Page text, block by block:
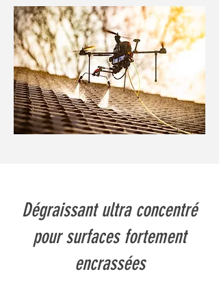
Dégraissant ultra concentré
pour surfaces fortement
encrassées